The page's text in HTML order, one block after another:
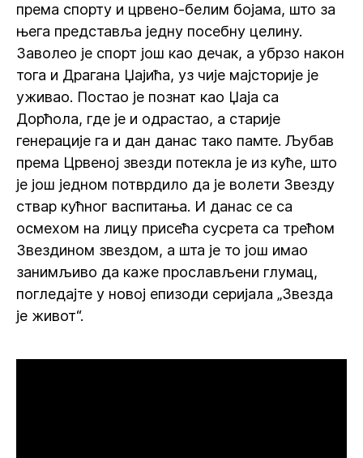
према спорту и црвено-белим бојама, што за
њега представља једну посебну целину.
Заволео је спорт још као дечак, а убрзо након
тога и Драгана Џајића, уз чије мајсторије је
уживао. Постао је познат као Џаја са
Дорћола, где је и одрастао, а старије
генерације га и дан данас тако памте. Љубав
према Црвеној звезди потекла је из куће, што
је још једном потврдило да је волети Звезду
ствар кућног васпитања. И данас се са
осмехом на лицу присећа сусрета са трећом
Звездином звездом, а шта је то још имао
занимљиво да каже прослављени глумац,
погледајте у новој епизоди серијала „Звезда
је живот“.